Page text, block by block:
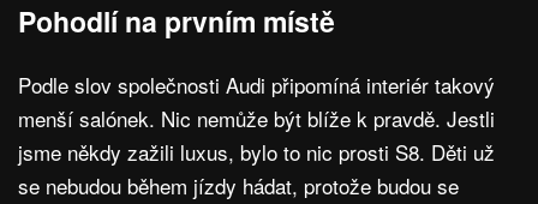
Pohodlí na prvním místě
Podle slov společnosti Audi připomíná interiér takový
menší salónek. Nic nemůže být blíže k pravdě. Jestli
jsme někdy zažili luxus, bylo to nic prosti S8. Děti už
se nebudou během jízdy hádat, protože budou se